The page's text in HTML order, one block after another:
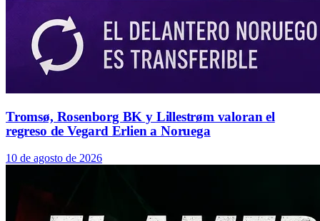
Tromsø, Rosenborg BK y Lillestrøm valoran el
regreso de Vegard Erlien a Noruega
10 de agosto de 2026